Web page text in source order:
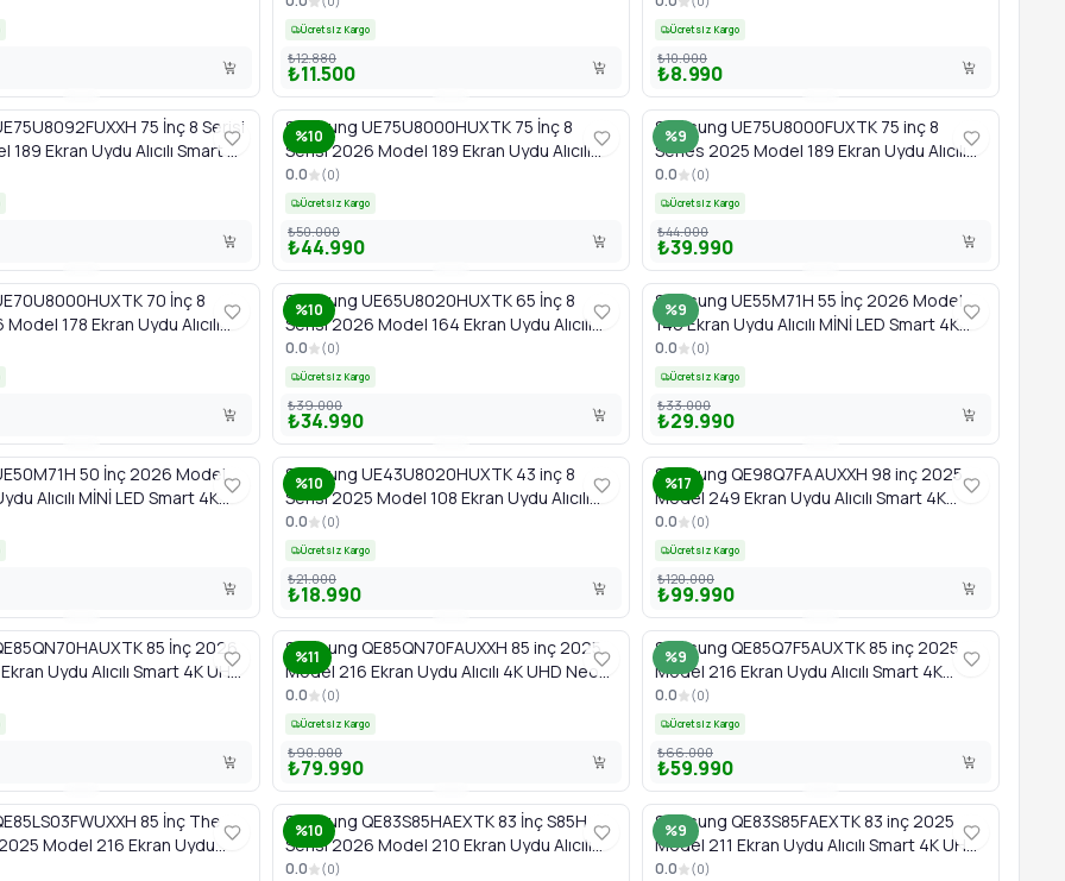
Ücretsiz Kargo
₺12.880
₺11.500
Ücretsiz Kargo
₺10.000
₺8.990
75 İnç 8 Serisi
Ekran Uydu Alıcılı Smart 4K
TV
%10
Samsung UE75U8000HUXTK 75 İnç 8
Serisi 2026 Model 189 Ekran Uydu Alıcılı
Smart 4K UHD Crystal TV
0.0 (0)
Ücretsiz Kargo
₺50.000
₺44.990
%9
Samsung UE75U8000FUXTK 75 inç 8
Series 2025 Model 189 Ekran Uydu Alıcılı
Smart 4K UHD Crystal TV
0.0 (0)
Ücretsiz Kargo
₺44.000
₺39.990
70 İnç 8
178 Ekran Uydu Alıcılı
Crystal TV
%10
Samsung UE65U8020HUXTK 65 İnç 8
Serisi 2026 Model 164 Ekran Uydu Alıcılı
Smart 4K UHD Crystal TV
0.0 (0)
Ücretsiz Kargo
₺39.000
₺34.990
%9
Samsung UE55M71H 55 İnç 2026 Model
140 Ekran Uydu Alıcılı MİNİ LED Smart 4K
Yapay Zeka TV
0.0 (0)
Ücretsiz Kargo
₺33.000
₺29.990
50 İnç 2026 Model
Alıcılı MİNİ LED Smart 4K
%10
Samsung UE43U8020HUXTK 43 inç 8
Serisi 2025 Model 108 Ekran Uydu Alıcılı
Smart 4K UHD Crystal TV
0.0 (0)
Ücretsiz Kargo
₺21.000
₺18.990
%17
Samsung QE98Q7FAAUXXH 98 inç 2025
Model 249 Ekran Uydu Alıcılı Smart 4K
QLED Yapay Zeka TV
0.0 (0)
Ücretsiz Kargo
₺120.000
₺99.990
85 İnç 2026
Uydu Alıcılı Smart 4K UHD
LED Vision AI T
%11
Samsung QE85QN70FAUXXH 85 inç 2025
Model 216 Ekran Uydu Alıcılı 4K UHD Neo
QLED Smart Mini LED Yapay Zeka TV
0.0 (0)
Ücretsiz Kargo
₺90.000
₺79.990
%9
Samsung QE85Q7F5AUXTK 85 inç 2025
Model 216 Ekran Uydu Alıcılı Smart 4K
QLED Yapay Zeka TV
0.0 (0)
Ücretsiz Kargo
₺66.000
₺59.990
85 İnç The
Model 216 Ekran Uydu
4K Neo QLED Art TV
%10
Samsung QE83S85HAEXTK 83 İnç S85H
Serisi 2026 Model 210 Ekran Uydu Alıcılı
Smart 4K OLED TV
0.0 (0)
%9
Samsung QE83S85FAEXTK 83 inç 2025
Model 211 Ekran Uydu Alıcılı Smart 4K UHD
OLED Yapay Zeka TV
0.0 (0)